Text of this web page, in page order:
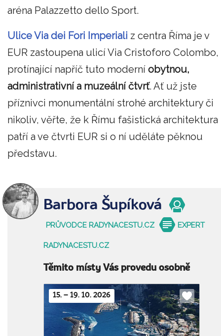
aréna Palazzetto dello Sport.
Ulice Via dei Fori Imperiali z centra Říma je v
EUR zastoupena ulicí Via Cristoforo Colombo,
protínající napříč tuto moderní obytnou,
administrativní a muzeální čtvrť. Ať už jste
příznivci monumentální strohé architektury či
nikoliv, věřte, že k Římu fašistická architektura
patří a ve čtvrti EUR si o ní uděláte pěknou
představu.
Barbora Šupíková
PRŮVODCE RADYNACESTU.CZ EXPERT
RADYNACESTU.CZ
Těmito místy Vás provedu osobně
15. – 19. 10. 2026
Do
oblíbených